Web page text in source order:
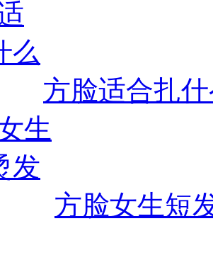
方脸适合扎
方脸女生短